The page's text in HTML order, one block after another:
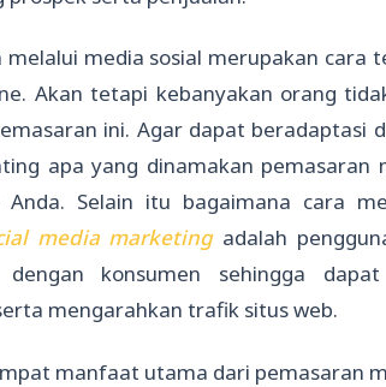
melalui media sosial merupakan cara
Akan tetapi kebanyakan orang
ini. Agar dapat beradaptasi
apa yang dinamakan
Anda. Selain itu bagaimana cara
media marketingadalah
dengan konsumen sehingga
mengarahkan trafik situs web.
manfaat utama dari pemasaran